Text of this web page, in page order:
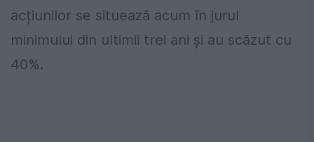
acțiunilor se situează acum în jurul
minimului din ultimii trei ani și au scăzut cu
40%.